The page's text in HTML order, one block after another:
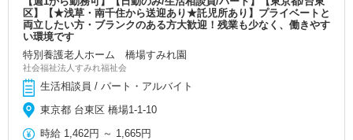
区】【★浅草・南千住から送迎あり★託児所あり】プライベートと
両立したい方・ブランクのある方大歓迎！残業も少なく、働きやす
い環境です
特別養護老人ホーム 橋場すみれ園
社会福祉法人すみれ福祉会
生活相談員 / パート・アルバイト
東京都 台東区 橋場1-1-10
時給 1,462円 ～ 1,665円